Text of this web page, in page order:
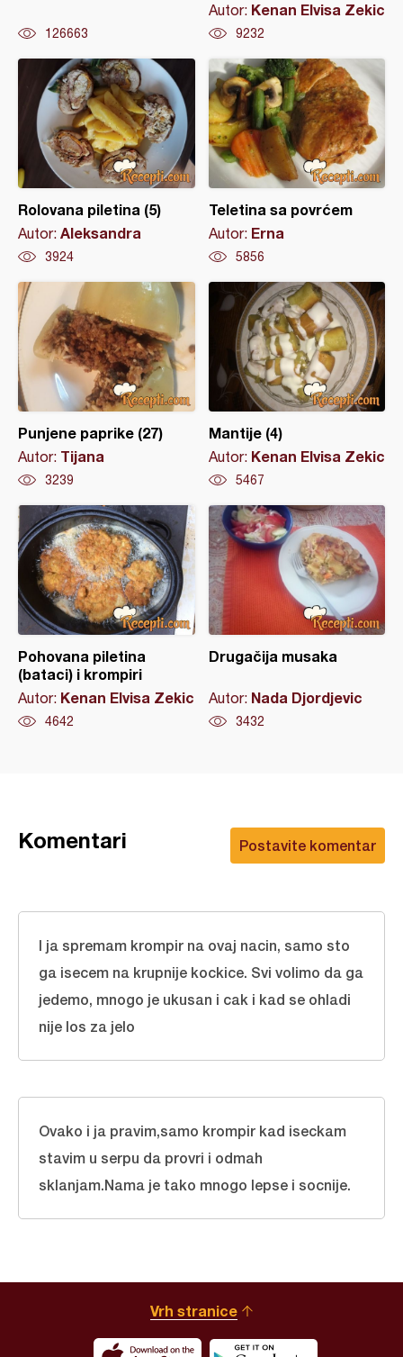
126663
Autor: Kenan Elvisa Zekic
9232
Rolovana piletina (5)
Autor: Aleksandra
3924
Teletina sa povrćem
Autor: Erna
5856
Punjene paprike (27)
Autor: Tijana
3239
Mantije (4)
Autor: Kenan Elvisa Zekic
5467
Pohovana piletina
(bataci) i krompiri
Autor: Kenan Elvisa Zekic
4642
Drugačija musaka
Autor: Nada Djordjevic
3432
Postavite komentar
Komentari
I ja spremam krompir na ovaj nacin, samo sto
ga isecem na krupnije kockice. Svi volimo da ga
jedemo, mnogo je ukusan i cak i kad se ohladi
nije los za jelo
Ovako i ja pravim,samo krompir kad iseckam
stavim u serpu da provri i odmah
sklanjam.Nama je tako mnogo lepse i socnije.
Vrh stranice